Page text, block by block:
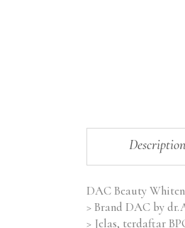
Description
DAC Beauty
> Brand DAC by
> Jelas, terdaftar